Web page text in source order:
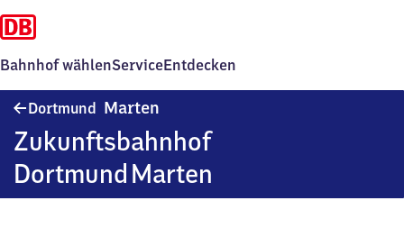
Bahnhof wählenServiceEntdecken
Dortmund Marten
Zukunftsbahnhof
Dortmund Marten